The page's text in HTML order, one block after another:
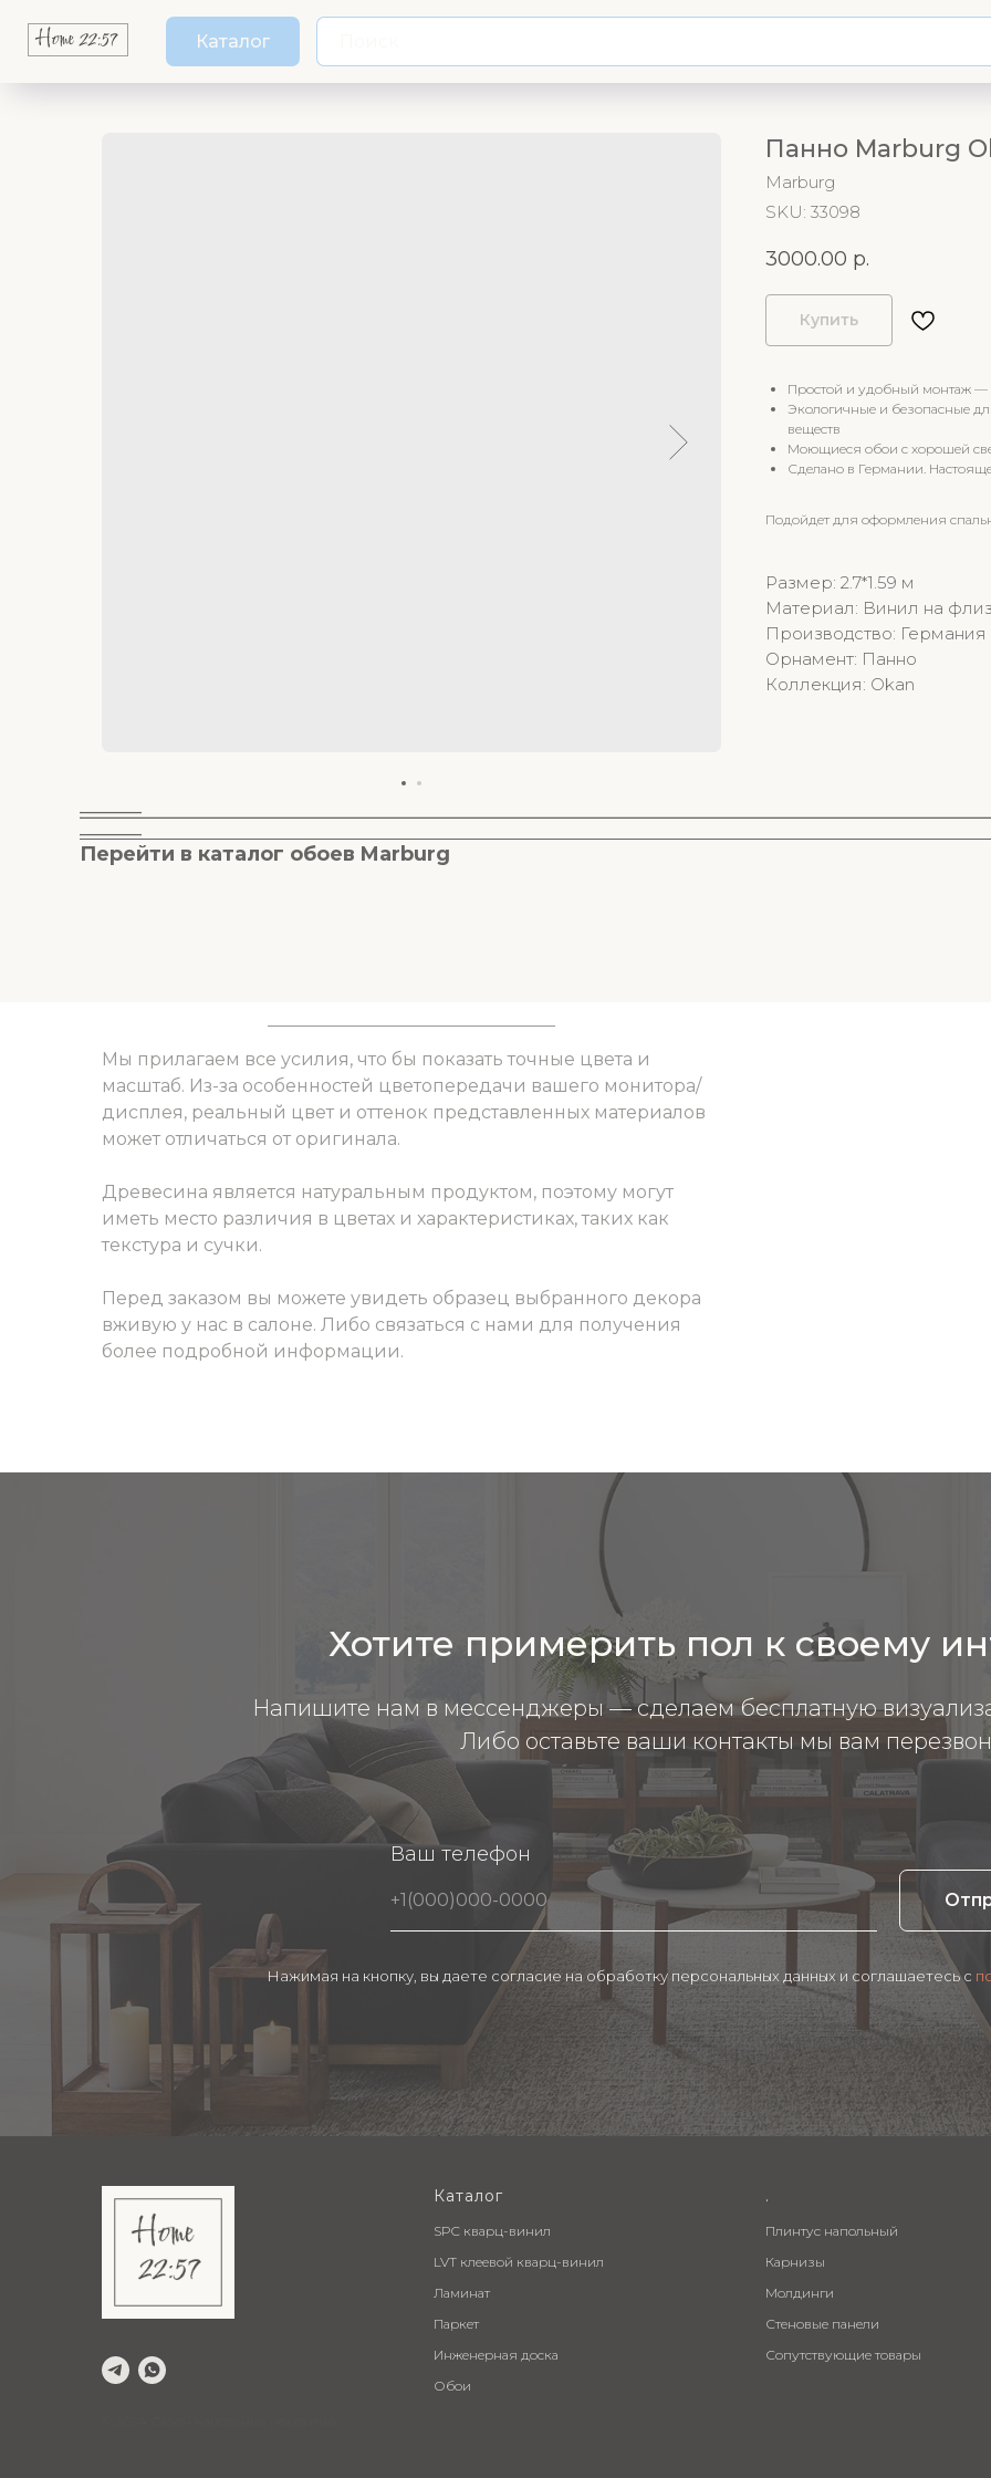
Каталог
Панно Marburg
Marburg
SKU: 33098
3000.00 р.
Купить
Простой и удобный монтаж —
Экологичные и безопасные
веществ
Моющиеся обои с хорошей
Сделано в Германии.
Подойдет для оформления
Размер: 2.7*1.59 м
Материал: Винил на
Производство: Германия
Орнамент: Панно
Коллекция: Okan
Перейти в каталог обоев Marburg
Мы прилагаем все усилия, что бы показать точные цвета и
масштаб. Из-за особенностей цветопередачи вашего монитора/
дисплея, реальный цвет и оттенок представленных материалов
может отличаться от оригинала.
Древесина является натуральным продуктом, поэтому могут
иметь место различия в цветах и характеристиках, таких как
текстура и сучки.
Перед заказом вы можете увидеть образец выбранного декора
вживую у нас в салоне. Либо связаться с нами для получения
более подробной информации.
Хотите примерить пол к своему
Напишите нам в мессенджеры — сделаем бесплатную
Либо оставьте ваши контакты мы вам
Ваш телефон
Нажимая на кнопку, вы даете согласие на обработку персональных данных и соглашаетесь c
Каталог
SPC кварц-винил
LVT клеевой кварц-винил
Ламинат
Паркет
Инженерная доска
Обои
.
Плинтус напольный
Карнизы
Молдинги
Стеновые панели
Сопутствующие товары